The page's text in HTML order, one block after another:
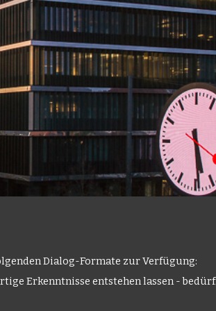
Dialog-Formate zur Verfügung:
Erkenntnisse entstehen lassen -